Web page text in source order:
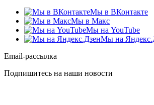
Мы в ВКонтакте
Мы в Макс
Мы на YouTube
Мы на
Email-рассылка
Подпишитесь на наши новости